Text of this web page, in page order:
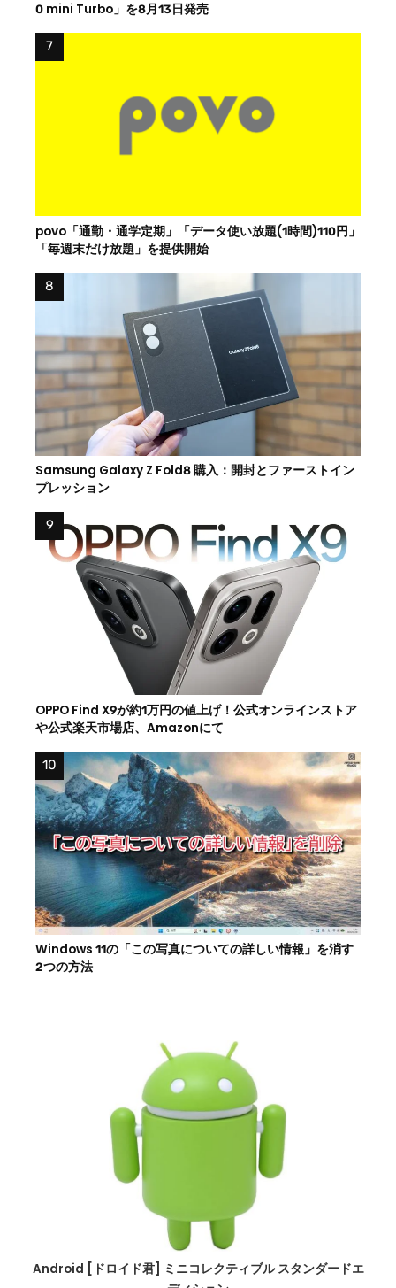
0 mini Turbo」を8月13日発売
povo「通勤・通学定期」「データ使い放題(1時間)110円」
「毎週末だけ放題」を提供開始
Samsung Galaxy Z Fold8 購入：開封とファーストイン
プレッション
OPPO Find X9が約1万円の値上げ！公式オンラインストア
や公式楽天市場店、Amazonにて
Windows 11の「この写真についての詳しい情報」を消す
2つの方法
Android [ドロイド君] ミニコレクティブル スタンダードエ